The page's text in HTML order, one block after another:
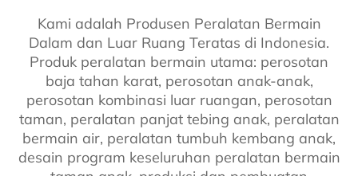
Kami adalah Produsen Peralatan Bermain
Dalam dan Luar Ruang Teratas di Indonesia.
Produk peralatan bermain utama: perosotan
baja tahan karat, perosotan anak-anak,
perosotan kombinasi luar ruangan, perosotan
taman, peralatan panjat tebing anak, peralatan
bermain air, peralatan tumbuh kembang anak,
desain program keseluruhan peralatan bermain